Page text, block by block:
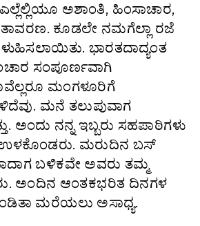
ಎಲ್ಲೆಲ್ಲಿಯೂ ಅಶಾಂತಿ, ಹಿಂಸಾಚಾರ,
ಕೂಡಲೇ ನಮಗೆಲ್ಲಾ ರಜೆ
ಭಾರತದಾದ್ಯಂತ
ಸಂಪೂರ್ಣವಾಗಿ
ಮಂಗಳೂರಿಗೆ
ಮನೆ ತಲುಪುವಾಗ
ಅಂದು ನನ್ನ ಇಬ್ಬರು ಸಹಪಾಠಿಗಳು
ಮರುದಿನ ಬಸ್
ಬಳಿಕವೇ ಅವರು ತಮ್ಮ
ಅಂದಿನ ಆಂತಕಭರಿತ ದಿನಗಳ
ಮರೆಯಲು ಅಸಾಧ್ಯ.